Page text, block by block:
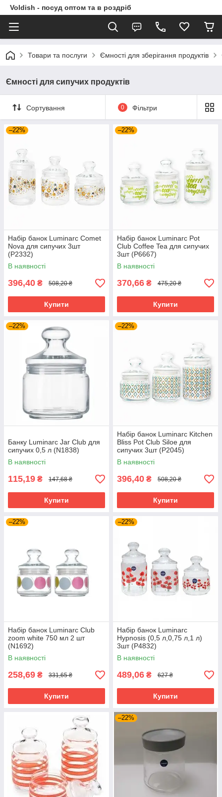
Voldish - посуд оптом та в роздріб
Товари та послуги Ємності для зберігання продуктів
Ємності для сипучих продуктів
Сортування 0 Фільтри
–22%
Набір банок Luminarc Comet
Nova для сипучих 3шт
(P2332)
В наявності
396,40 ₴ 508,20 ₴
Купити
–22%
Набір банок Luminarc Pot
Club Coffee Tea для сипучих
3шт (P6667)
В наявності
370,66 ₴ 475,20 ₴
Купити
–22%
Банку Luminarc Jar Club для
сипучих 0,5 л (N1838)
В наявності
115,19 ₴ 147,68 ₴
Купити
–22%
Набір банок Luminarc Kitchen
Bliss Pot Club Siloe для
сипучих 3шт (P2045)
В наявності
396,40 ₴ 508,20 ₴
Купити
–22%
Набір банок Luminarc Club
zoom white 750 мл 2 шт
(N1692)
В наявності
258,69 ₴ 331,65 ₴
Купити
–22%
Набір банок Luminarc
Hypnosis (0,5 л,0,75 л,1 л)
3шт (P4832)
В наявності
489,06 ₴ 627 ₴
Купити
–22%